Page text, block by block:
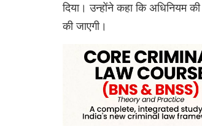
दिया। उन्होंने कहा कि अधिनियम
की जाएगी।